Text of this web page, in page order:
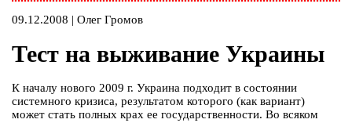
09.12.2008 | Олег Громов
Тест на выживание Украины
К началу нового 2009 г. Украина подходит в состоянии
системного кризиса, результатом которого (как вариант)
может стать полных крах ее государственности. Во всяком